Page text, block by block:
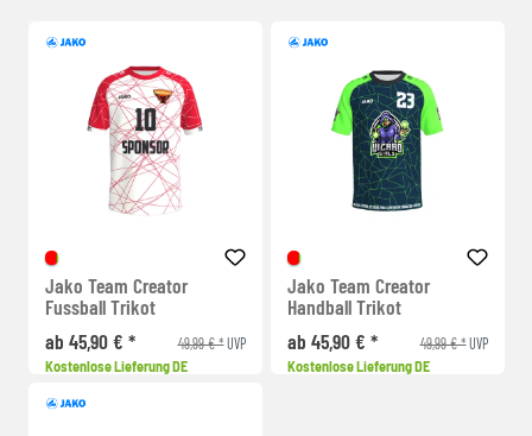
Jako Team Creator
Fussball Trikot
ab 45,90 € *
49,99 € *UVP
Kostenlose Lieferung DE
Jako Team Creator
Handball Trikot
ab 45,90 € *
49,99 € *UVP
Kostenlose Lieferung DE